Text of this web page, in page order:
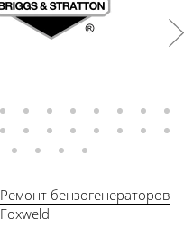
Ремонт бензогенераторов
Foxweld